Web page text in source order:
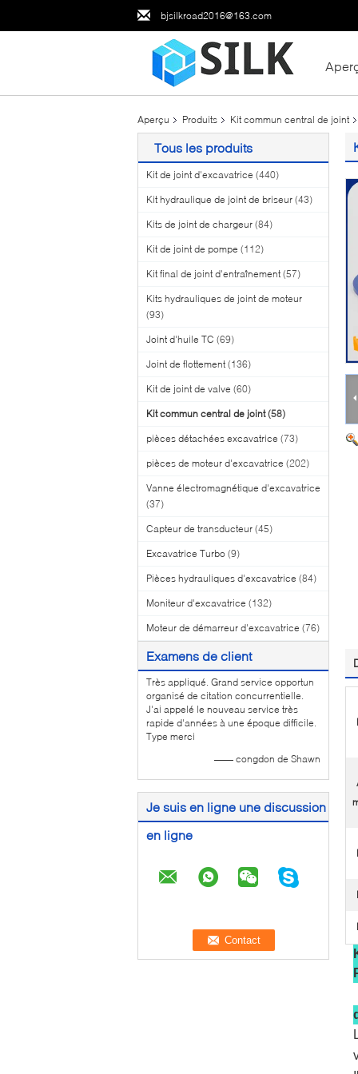
bjsilkroad2016@163.com
Aperçu Produits Kit commun central de joint
Tous les produits
Kit de joint d'excavatrice (440)
Kit hydraulique de joint de briseur (43)
Kits de joint de chargeur (84)
Kit de joint de pompe (112)
Kit final de joint d'entraînement (57)
Kits hydrauliques de joint de moteur
(93)
Joint d'huile TC (69)
Joint de flottement (136)
Kit de joint de valve (60)
Kit commun central de joint (58)
pièces détachées excavatrice (73)
pièces de moteur d'excavatrice (202)
Vanne électromagnétique d'excavatrice
(37)
Capteur de transducteur (45)
Excavatrice Turbo (9)
Pièces hydrauliques d'excavatrice (84)
Moniteur d'excavatrice (132)
Moteur de démarreur d'excavatrice (76)
Examens de client
Très appliqué. Grand service opportun
organisé de citation concurrentielle.
J'ai appelé le nouveau service très
rapide d'années à une époque difficile.
Type merci
—— congdon de Shawn
Je suis en ligne une discussion
en ligne